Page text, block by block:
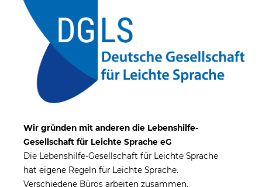
Wir gründen mit anderen die Lebenshilfe-
Gesellschaft für Leichte Sprache eG
Die Lebenshilfe-Gesellschaft für Leichte Sprache
hat eigene Regeln für Leichte Sprache.
Verschiedene Büros arbeiten zusammen.